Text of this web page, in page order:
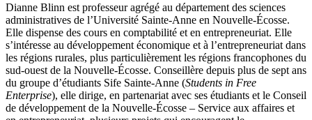
Dianne Blinn est professeur agrégé au département des sciences
administratives de l’Université Sainte-Anne en Nouvelle-Écosse.
Elle dispense des cours en comptabilité et en entrepreneuriat. Elle
s’intéresse au développement économique et à l’entrepreneuriat dans
les régions rurales, plus particulièrement les régions francophones du
sud-ouest de la Nouvelle-Écosse. Conseillère depuis plus de sept ans
du groupe d’étudiants Sife Sainte-Anne (Students in Free
Enterprise), elle dirige, en partenariat avec ses étudiants et le Conseil
de développement de la Nouvelle-Écosse – Service aux affaires et